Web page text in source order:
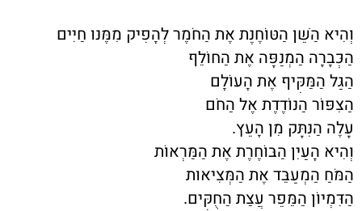
וְהִיא הַשֵּׁן הַטּוֹחֶנֶת אֶת הַחֹמֶר לְהָפִיק מִמֶּנּוּ חַיִּים
הַכְּבָרָה הַמְנַפָּה אֶת הַחוֹלֵף
הַגַּל הַמַּקִּיף אֶת הָעוֹלָם
הַצִּפּוֹר הַנּוֹדֶדֶת אֶל הַחֹם
עָלֶה הַנִּתָּק מִן הָעֵץ.
וְהִיא הָעַיִן הַבּוֹחֶרֶת אֶת הַמַּרְאוֹת
הַמֹּחַ הַמְעַבֵּד אֶת הַמְּצִיאוּת
הַדִּמְיוֹן הַמֵּפֵר עֲצַת הַחֻקִּים.